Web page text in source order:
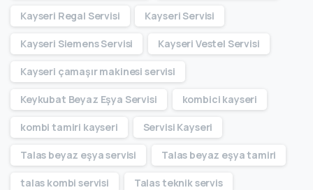
Kayseri Regal Servisi Kayseri Servisi
Kayseri Siemens Servisi Kayseri Vestel Servisi
Kayseri çamaşır makinesi servisi
Keykubat Beyaz Eşya Servisi kombici kayseri
kombi tamiri kayseri Servisi Kayseri
Talas beyaz eşya servisi Talas beyaz eşya tamiri
talas kombi servisi Talas teknik servis